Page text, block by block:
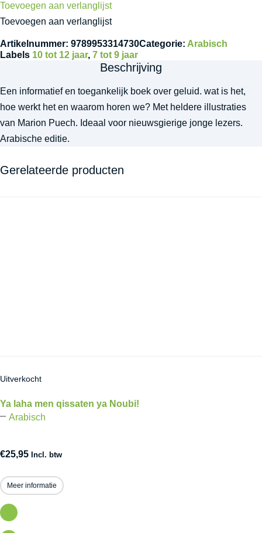
Toevoegen aan verlanglijst
Toevoegen aan verlanglijst
Artikelnummer: 9789953314730Categorie: Arabisch
Labels 10 tot 12 jaar, 7 tot 9 jaar
Beschrijving
Een informatief en toegankelijk boek over geluid. wat is het,
hoe werkt het en waarom horen we? Met heldere illustraties
van Marion Puech. Ideaal voor nieuwsgierige jonge lezers.
Arabische editie.
Gerelateerde producten
Uitverkocht
Ya laha men qissaten ya Noubi!
Arabisch
€25,95 Incl. btw
Meer informatie